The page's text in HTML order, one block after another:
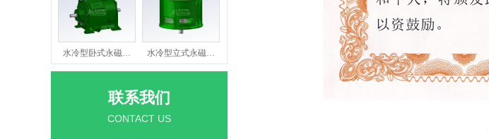
水冷型卧式永磁… 水冷型立式永磁…
联系我们
CONTACT US